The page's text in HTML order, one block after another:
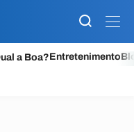
a Boa?Entretenimento